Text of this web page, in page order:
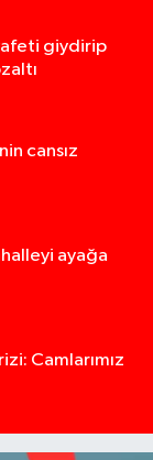
giydirip
cansız
ayağa
Camlarımız